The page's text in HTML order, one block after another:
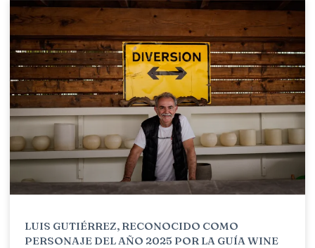
LUIS GUTIÉRREZ, RECONOCIDO COMO
PERSONAJE DEL AÑO 2025 POR LA GUÍA WINE